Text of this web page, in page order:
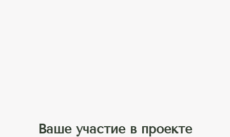
Ваше участие в проекте